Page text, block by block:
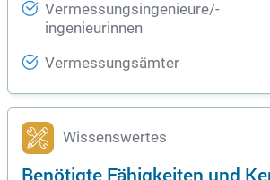
Vermessungsingenieure/-
ingenieurinnen
Vermessungsämter
Wissenswertes
Benötigte Fähigkeiten und